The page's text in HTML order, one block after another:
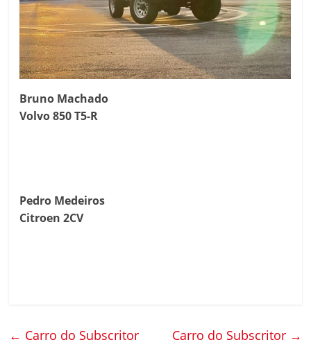
Bruno Machado
Volvo 850 T5-R
Pedro Medeiros
Citroen 2CV
← Carro do Subscritor Carro do Subscritor →